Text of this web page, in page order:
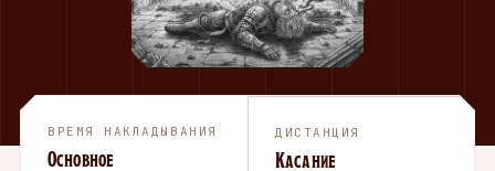
ВРЕМЯ НАКЛАДЫВАНИЯ
Основное
ДИСТАНЦИЯ
Касание